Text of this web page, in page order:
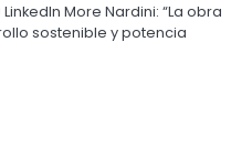
More Nardini: “La obra
sostenible y potencia